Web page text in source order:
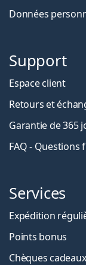
Données
Support
Espace client
Retours et
Garantie de 365
FAQ - Questions
Services
Expédition
Points bonus
Chèques cadeaux